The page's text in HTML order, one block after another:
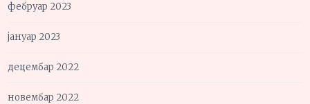
фебруар 2023
јануар 2023
децембар 2022
новембар 2022